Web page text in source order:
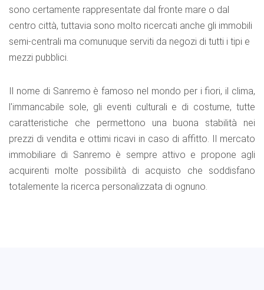
sono certamente rappresentate dal fronte mare o dal
centro città, tuttavia sono molto ricercati anche gli immobili
semi-centrali ma comunuque serviti da negozi di tutti i tipi e
mezzi pubblici.
Il nome di Sanremo è famoso nel mondo per i fiori, il clima,
l'immancabile sole, gli eventi culturali e di costume, tutte
caratteristiche che permettono una buona stabilità nei
prezzi di vendita e ottimi ricavi in caso di affitto. Il mercato
immobiliare di Sanremo è sempre attivo e propone agli
acquirenti molte possibilità di acquisto che soddisfano
totalemente la ricerca personalizzata di ognuno.